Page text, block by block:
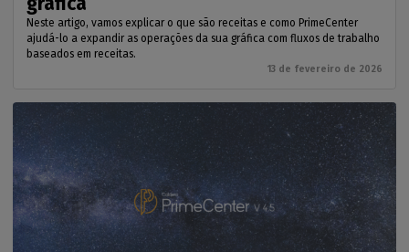
Neste artigo, vamos explicar o que são receitas e como PrimeCenter
ajudá-lo a expandir as operações da sua gráfica com fluxos de trabalho
baseados em receitas.
13 de fevereiro de 2026